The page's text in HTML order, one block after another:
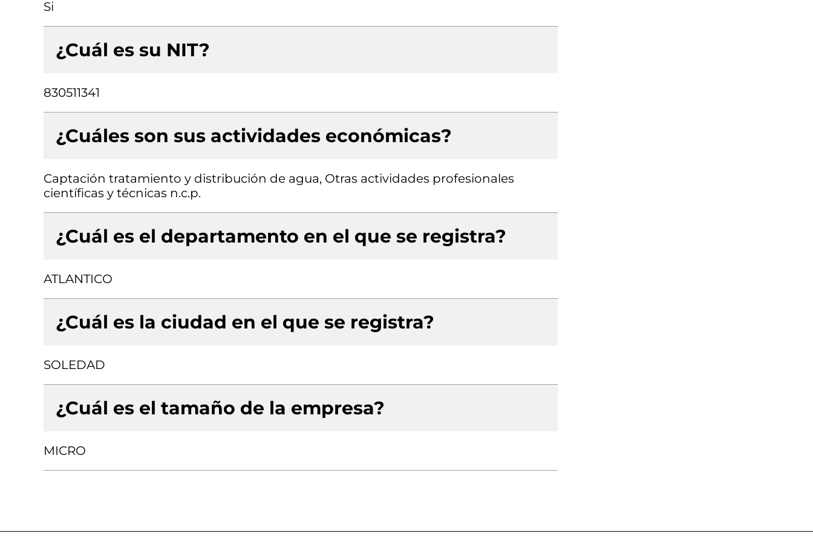
Si
¿Cuál es su NIT?
830511341
¿Cuáles son sus actividades económicas?
Captación tratamiento y distribución de agua, Otras actividades profesionales
científicas y técnicas n.c.p.
¿Cuál es el departamento en el que se registra?
ATLANTICO
¿Cuál es la ciudad en el que se registra?
SOLEDAD
¿Cuál es el tamaño de la empresa?
MICRO